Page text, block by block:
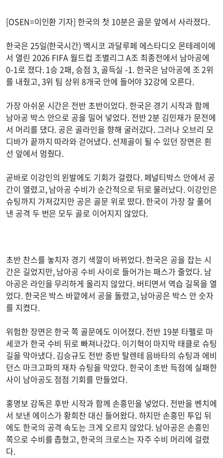
[OSEN=이인환 기자] 한국의 첫 10분은 골문 앞에서 사라졌다.
한국은 25일(한국시간) 멕시코 과달루페 에스타디오 몬테레이에
서 열린 2026 FIFA 월드컵 조별리그 A조 최종전에서 남아공에
0-1로 졌다. 1승 2패, 승점 3, 골득실 -1. 한국은 남아공에 조 2위
를 내줬고, 3위 팀 상위 8개국 안에 들어야 32강에 오른다.
가장 아쉬운 시간은 전반 초반이었다. 한국은 경기 시작과 함께
남아공 박스 안으로 공을 밀어 넣었다. 전반 2분 김민재가 문전에
서 머리를 댔다. 공은 골라인을 향해 굴러갔다. 그러나 오브리 모
디바가 끝까지 따라와 걷어냈다. 선제골이 될 수 있던 장면은 흰
선 앞에서 멈췄다.
곧바로 이강인의 왼발에도 기회가 걸렸다. 페널티박스 안에서 공
간이 열렸고, 남아공 수비가 순간적으로 뒤로 물러났다. 이강인은
슈팅까지 가져갔지만 공은 골문 위로 떴다. 한국이 가장 잘 풀어
낸 공격 두 번은 모두 골로 이어지지 않았다.
초반 찬스를 놓치자 경기 색깔이 바뀌었다. 한국은 공을 잡는 시
간은 길었지만, 남아공 수비 사이로 들어가는 패스가 줄었다. 남
아공은 라인을 무리하게 올리지 않았다. 버티면서 역습 길목을 열
었다. 한국은 박스 바깥에서 공을 돌렸고, 남아공은 박스 안 숫자
를 지켰다.
위험한 장면은 한국 쪽 골문에도 이어졌다. 전반 19분 타펠로 마
세코가 한국 수비 뒤로 빠져나갔다. 이기혁이 마지막 태클로 슈팅
길을 막아냈다. 김승규도 전반 중반 탈렌테 음바타의 슈팅과 에비
던스 마크고파의 재차 슈팅을 막았다. 한국이 초반 득점에 실패한
사이 남아공도 점점 기회를 만들었다.
홍명보 감독은 후반 시작과 함께 손흥민을 넣었다. 전반을 벤치에
서 보낸 에이스가 황희찬 대신 들어왔다. 하지만 손흥민 투입 뒤
에도 한국의 공격 속도는 크게 오르지 않았다. 남아공은 손흥민
쪽으로 수비를 좁혔고, 한국의 크로스는 자주 수비 머리에 걸렸
다.